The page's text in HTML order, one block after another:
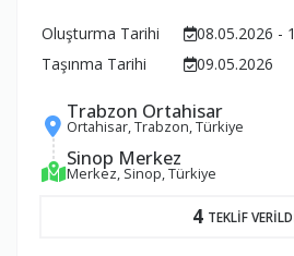
Oluşturma Tarihi
08.05.2026 -
Taşınma Tarihi
09.05.2026
Trabzon Ortahisar
Ortahisar, Trabzon, Türkiye
Sinop Merkez
Merkez, Sinop, Türkiye
4 TEKLİF